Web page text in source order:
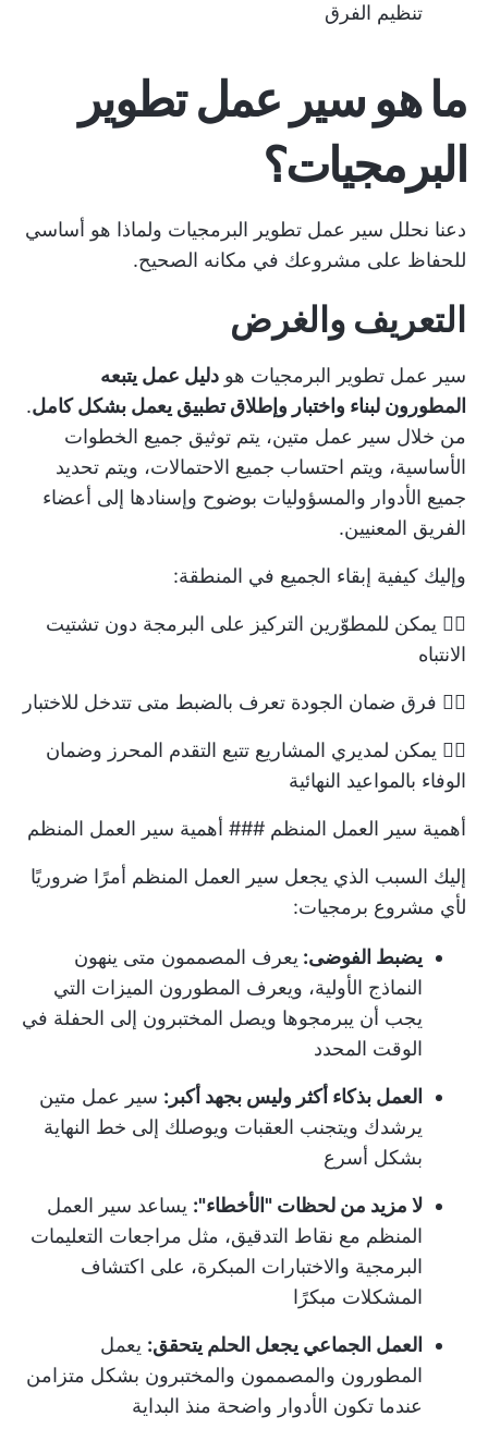
تنظيم الفرق
ما هو سير عمل تطوير
البرمجيات؟
دعنا نحلل سير عمل تطوير البرمجيات ولماذا هو أساسي
للحفاظ على مشروعك في مكانه الصحيح.
التعريف والغرض
سير عمل تطوير البرمجيات هو دليل عمل يتبعه
المطورون لبناء واختبار وإطلاق تطبيق يعمل بشكل كامل.
من خلال سير عمل متين، يتم توثيق جميع الخطوات
الأساسية، ويتم احتساب جميع الاحتمالات، ويتم تحديد
جميع الأدوار والمسؤوليات بوضوح وإسنادها إلى أعضاء
الفريق المعنيين.
وإليك كيفية إبقاء الجميع في المنطقة:
👉🏽 يمكن للمطوّرين التركيز على البرمجة دون تشتيت
الانتباه
👉🏽 فرق ضمان الجودة تعرف بالضبط متى تتدخل للاختبار
👉🏽 يمكن لمديري المشاريع تتبع التقدم المحرز وضمان
الوفاء بالمواعيد النهائية
أهمية سير العمل المنظم ### أهمية سير العمل المنظم
إليك السبب الذي يجعل سير العمل المنظم أمرًا ضروريًا
لأي مشروع برمجيات:
يضبط الفوضى: يعرف المصممون متى ينهون
النماذج الأولية، ويعرف المطورون الميزات التي
يجب أن يبرمجوها ويصل المختبرون إلى الحفلة في
الوقت المحدد
العمل بذكاء أكثر وليس بجهد أكبر: سير عمل متين
يرشدك ويتجنب العقبات ويوصلك إلى خط النهاية
بشكل أسرع
لا مزيد من لحظات "الأخطاء": يساعد سير العمل
المنظم مع نقاط التدقيق، مثل مراجعات التعليمات
البرمجية والاختبارات المبكرة، على اكتشاف
المشكلات مبكرًا
العمل الجماعي يجعل الحلم يتحقق: يعمل
المطورون والمصممون والمختبرون بشكل متزامن
عندما تكون الأدوار واضحة منذ البداية